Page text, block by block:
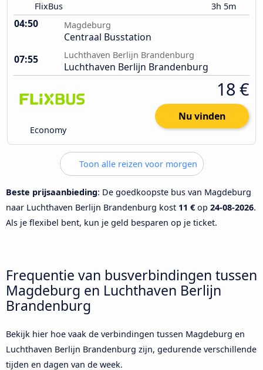
FlixBus 3h 5m
04:50 Magdeburg
Centraal Busstation
07:55
Luchthaven Berlijn Brandenburg
Luchthaven Berlijn Brandenburg
Economy
18 €
Nu vinden
Toon alle reizen voor morgen
Beste prijsaanbieding: De goedkoopste bus van Magdeburg
naar Luchthaven Berlijn Brandenburg kost 11 € op 24-08-2026.
Als je flexibel bent, kun je geld besparen op je ticket.
Frequentie van busverbindingen tussen
Magdeburg en Luchthaven Berlijn
Brandenburg
Bekijk hier hoe vaak de verbindingen tussen Magdeburg en
Luchthaven Berlijn Brandenburg zijn, gedurende verschillende
tijden en dagen van de week.